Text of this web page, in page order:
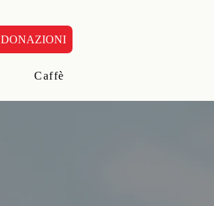
DONAZIONI
Caffè